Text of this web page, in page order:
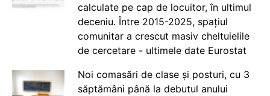
calculate pe cap de locuitor, în ultimul
deceniu. Între 2015-2025, spațiul
comunitar a crescut masiv cheltuielile
de cercetare - ultimele date Eurostat
Noi comasări de clase și posturi, cu 3
săptămâni până la debutul anului